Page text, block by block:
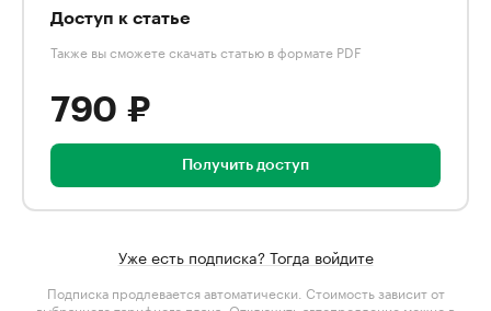
Доступ к статье
Также вы сможете скачать статью в формате PDF
790 ₽
Получить доступ
Уже есть подписка? Тогда войдите
Подписка продлевается автоматически. Стоимость зависит от